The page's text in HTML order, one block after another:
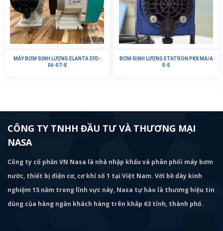
MÁY BƠM ĐỊNH LƯỢNG ELANTA EFD-
06-07-X
BƠM ĐỊNH LƯỢNG ETATRON PKX MA/A
5-5
CÔNG TY TNHH ĐẦU TƯ VÀ THƯƠNG MẠI
NASA
Công ty cổ phần VN Nasa là nhà nhập khẩu và phân phối máy bơm
nước, thiết bị điện cơ, cơ khí số 1 tại Việt Nam. Với bề dày kinh
nghiệm 15 năm trong lĩnh vực này, Nasa tự hào là thương hiệu tin
dùng của hàng ngàn khách hàng trên khắp 63 tỉnh, thành phố.